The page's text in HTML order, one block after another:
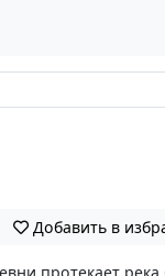
Добавить в